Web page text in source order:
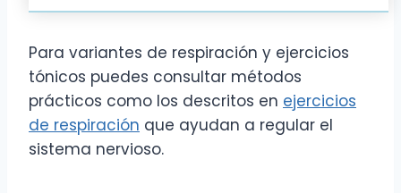
Para variantes de respiración y ejercicios
tónicos puedes consultar métodos
prácticos como los descritos en ejercicios
de respiración que ayudan a regular el
sistema nervioso.